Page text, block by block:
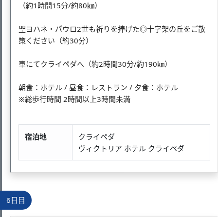
（約1時間15分/約80㎞）
聖ヨハネ・パウロ2世も祈りを捧げた◎十字架の丘をご散
策ください（約30分）
車にてクライペダへ（約2時間30分/約190㎞）
朝食：ホテル / 昼食：レストラン / 夕食：ホテル
※総歩行時間 2時間以上3時間未満
宿泊地
クライペダ
ヴィクトリア ホテル クライペダ
6日目